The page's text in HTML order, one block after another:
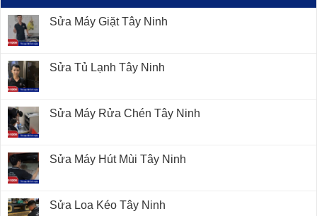
Sửa Máy Giặt Tây Ninh
Sửa Tủ Lạnh Tây Ninh
Sửa Máy Rửa Chén Tây Ninh
Sửa Máy Hút Mùi Tây Ninh
Sửa Loa Kéo Tây Ninh